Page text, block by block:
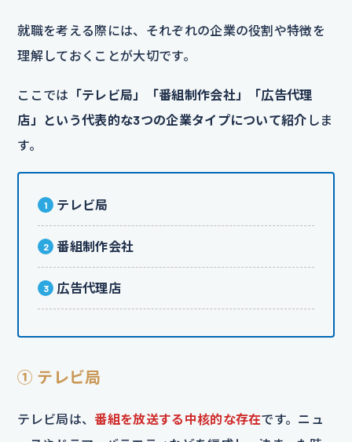
就職を考える際には、それぞれの企業の役割や特徴を
理解しておくことが大切です。
ここでは 「テレビ局」「番組制作会社」「広告代理
店」という代表的な3つの企業タイプについて紹介 しま
す。
テレビ局
番組制作会社
広告代理店
① テレビ局
テレビ局は、 番組を放送する中核的な存在です。ニュ